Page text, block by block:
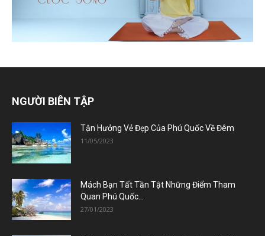
NGƯỜI BIÊN TẬP
Tận Hưởng Vẻ Đẹp Của Phú Quốc Về Đêm
11/05/2023
Mách Bạn Tất Tần Tật Những Điểm Tham
Quan Phú Quốc...
27/01/2023